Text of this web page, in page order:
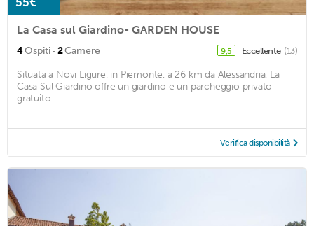
La Casa sul Giardino- GARDEN HOUSE
4Ospiti · 2Camere 9,5 Eccellente (13)
Situata a Novi Ligure, in Piemonte, a 26 km da Alessandria, La
Casa Sul Giardino offre un giardino e un parcheggio privato
gratuito. ...
Verifica disponibilità